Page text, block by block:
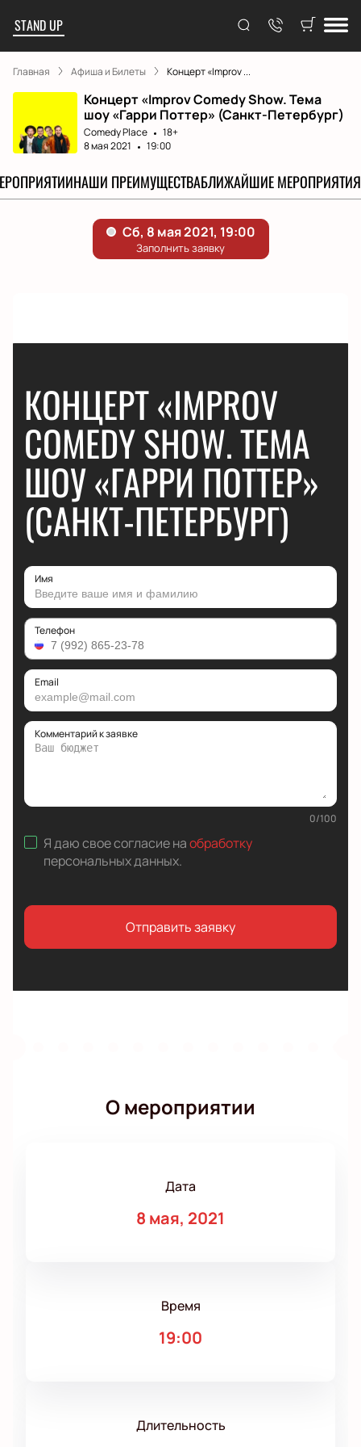
STAND UP
Главная Афиша и Билеты Концерт «Improv ...
Концерт «Improv Comedy Show. Тема
шоу «Гарри Поттер» (Санкт-Петербург)
Comedy Place
18+
8 мая 2021
19:00
НАШИ ПРЕИМУЩЕСТВАБЛИЖАЙШИЕ МЕРОПРИЯТИЯ
КОНЦЕРТ «IMPROV
COMEDY SHOW. ТЕМА
ШОУ «ГАРРИ ПОТТЕР»
(САНКТ-ПЕТЕРБУРГ)
Имя
Телефон
Email
Комментарий к заявке
0/100
Я даю свое согласие наобработку
персональных данных.
Отправить заявку
О мероприятии
Дата
8 мая, 2021
Время
19:00
Длительность